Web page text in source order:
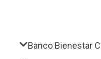
Banco Bienestar